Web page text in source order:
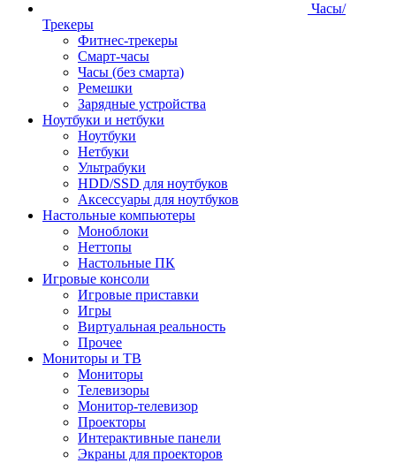
Часы/
Трекеры
Фитнес-трекеры
Смарт-часы
Часы (без смарта)
Ремешки
Зарядные устройства
Ноутбуки и нетбуки
Ноутбуки
Нетбуки
Ультрабуки
HDD/SSD для ноутбуков
Аксессуары для ноутбуков
Настольные компьютеры
Моноблоки
Неттопы
Настольные ПК
Игровые консоли
Игровые приставки
Игры
Виртуальная реальность
Прочее
Мониторы и ТВ
Мониторы
Телевизоры
Монитор-телевизор
Проекторы
Интерактивные панели
Экраны для проекторов